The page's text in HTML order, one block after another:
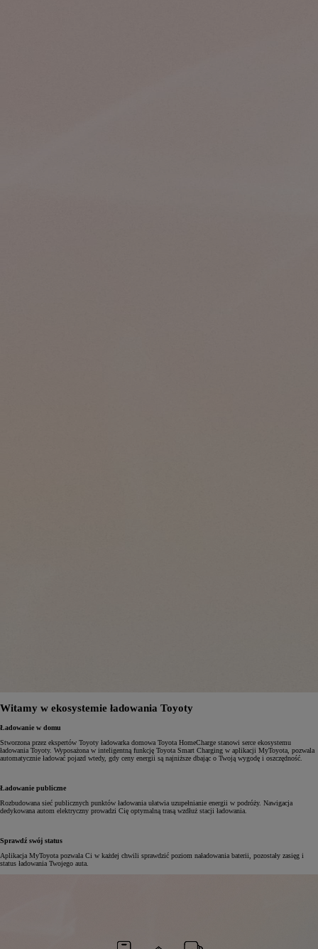
Witamy w ekosystemie ładowania Toyoty
Ładowanie w domu
Stworzona przez ekspertów Toyoty ładowarka domowa Toyota HomeCharge stanowi serce ekosystemu
ładowania Toyoty. Wyposażona w inteligentną funkcję Toyota Smart Charging w aplikacji MyToyota, pozwala
automatycznie ładować pojazd wtedy, gdy ceny energii są najniższe dbając o Twoją wygodę i oszczędność.
Ładowanie publiczne
Rozbudowana sieć publicznych punktów ładowania ułatwia uzupełnianie energii w podróży. Nawigacja
dedykowana autom elektryczny prowadzi Cię optymalną trasą wzdłuż stacji ładowania.
Sprawdź swój status
Aplikacja MyToyota pozwala Ci w każdej chwili sprawdzić poziom naładowania baterii, pozostały zasięg i
status ładowania Twojego auta.